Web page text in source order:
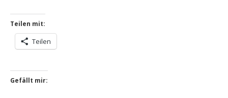
Teilen mit:
Teilen
Gefällt mir: